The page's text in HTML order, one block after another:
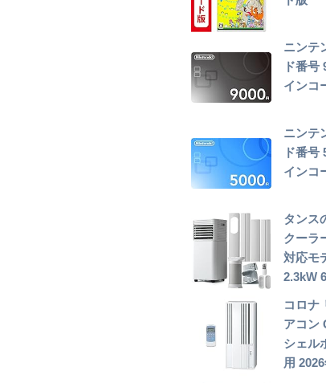
ニンテ
ド番号
インコ
ニンテ
ド番号
インコ
タンス
クーラ
対応モ
2.3kW
コロナ
アコン
シェル
用